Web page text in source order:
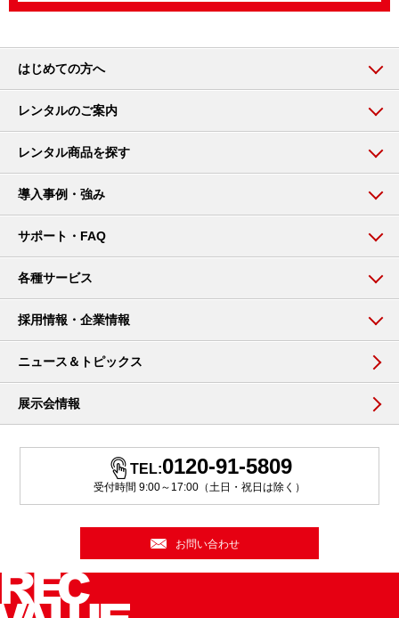
はじめての方へ
レンタルのご案内
レンタル商品を探す
導入事例・強み
サポート・FAQ
各種サービス
採用情報・企業情報
ニュース＆トピックス
展示会情報
TEL:0120-91-5809
受付時間 9:00～17:00（土日・祝日は除く）
お問い合わせ